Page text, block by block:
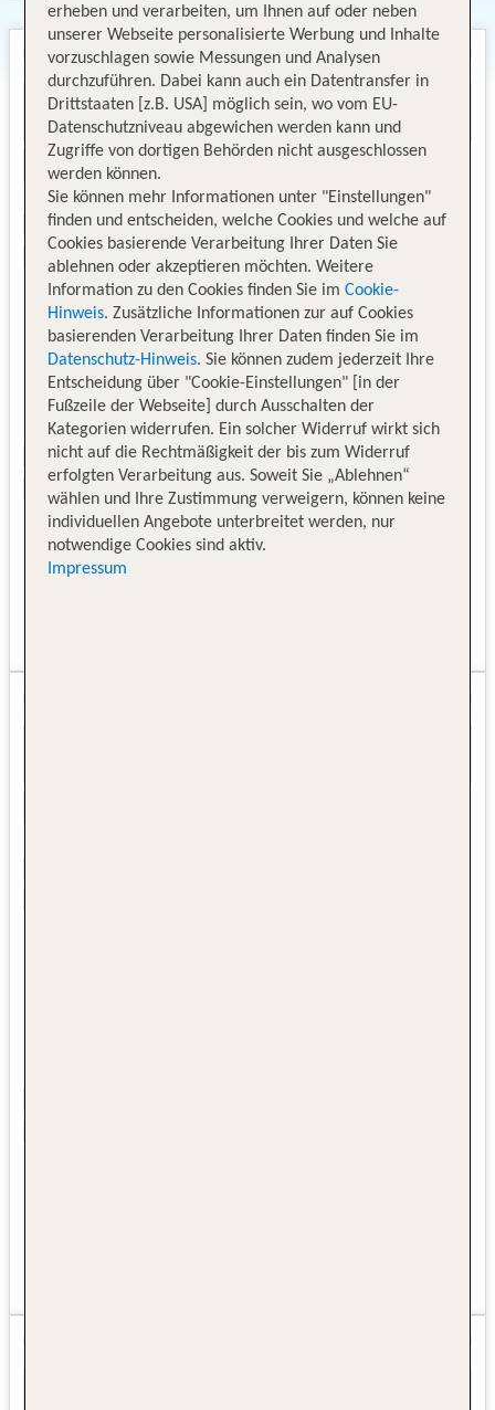
erheben und verarbeiten, um Ihnen auf oder neben
unserer Webseite personalisierte Werbung und Inhalte
vorzuschlagen sowie Messungen und Analysen
durchzuführen. Dabei kann auch ein Datentransfer in
Drittstaaten [z.B. USA] möglich sein, wo vom EU-
Datenschutzniveau abgewichen werden kann und
Zugriffe von dortigen Behörden nicht ausgeschlossen
werden können.
Sie können mehr Informationen unter "Einstellungen"
finden und entscheiden, welche Cookies und welche auf
Cookies basierende Verarbeitung Ihrer Daten Sie
ablehnen oder akzeptieren möchten. Weitere
Information zu den Cookies finden Sie im Cookie-
Hinweis. Zusätzliche Informationen zur auf Cookies
basierenden Verarbeitung Ihrer Daten finden Sie im
Datenschutz-Hinweis. Sie können zudem jederzeit Ihre
Entscheidung über "Cookie-Einstellungen" [in der
Fußzeile der Webseite] durch Ausschalten der
Kategorien widerrufen. Ein solcher Widerruf wirkt sich
nicht auf die Rechtmäßigkeit der bis zum Widerruf
erfolgten Verarbeitung aus. Soweit Sie „Ablehnen“
wählen und Ihre Zustimmung verweigern, können keine
individuellen Angebote unterbreitet werden, nur
notwendige Cookies sind aktiv.
Impressum